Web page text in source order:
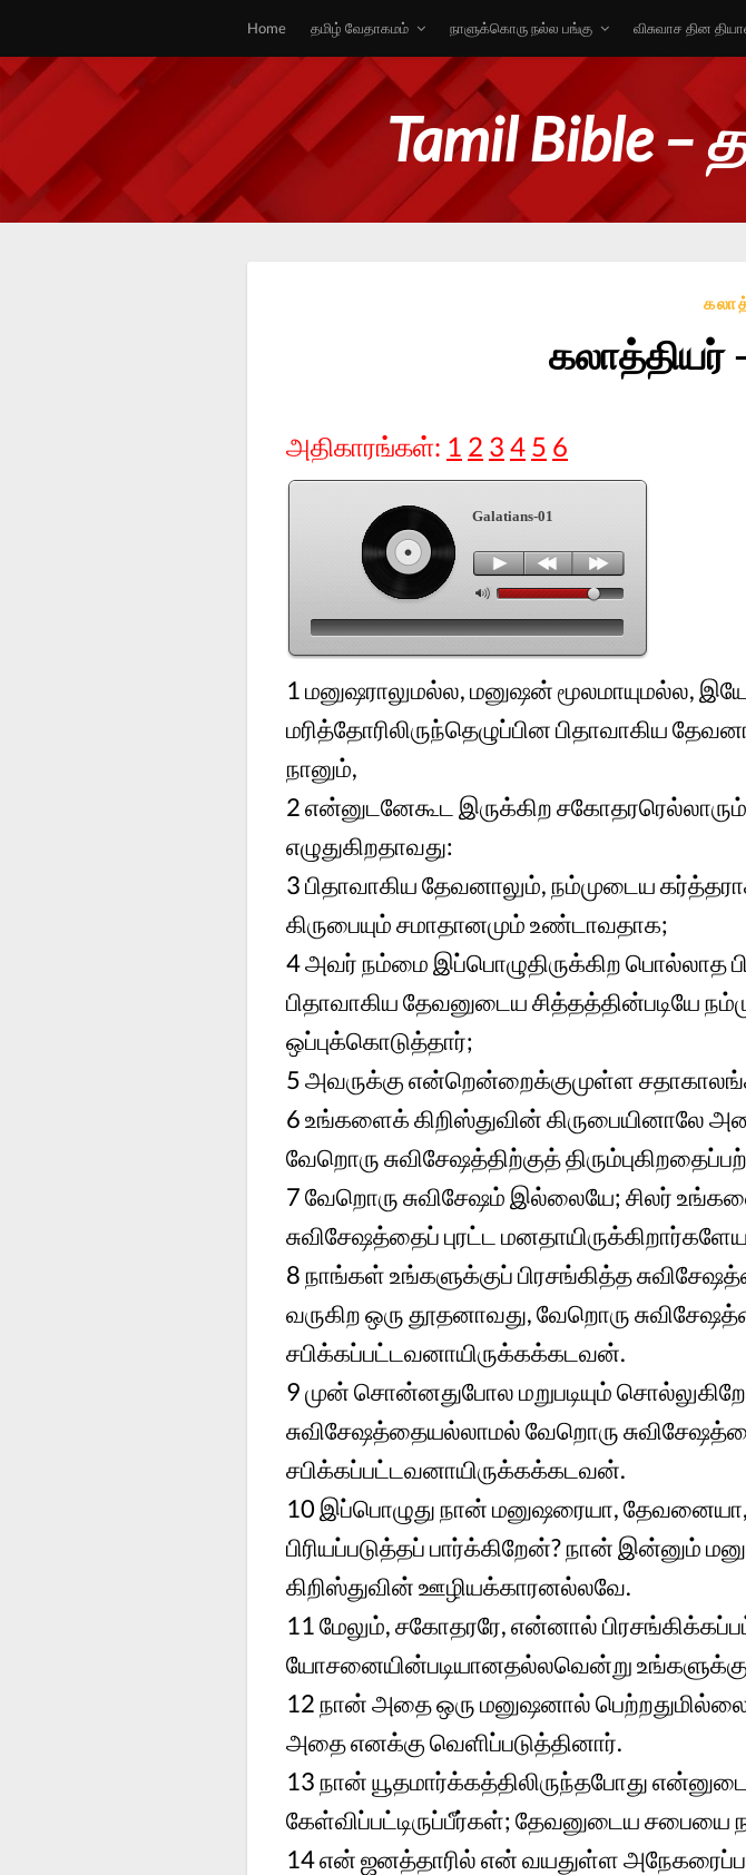
Home தமிழ் வேதாகமம் நாளுக்கொரு நல்ல பங்கு விசுவாச தின
Tamil Bible –
கலாத்தியர்
அதிகாரங்கள்: 1 2 3 4 5 6
Galatians-01
1மனுஷராலுமல்ல, மனுஷன் மூலமாயுமல்ல,
மரித்தோரிலிருந்தெழுப்பின பிதாவாகிய
நானும்,
2என்னுடனேகூட இருக்கிற
எழுதுகிறதாவது:
3பிதாவாகிய தேவனாலும், நம்முடைய
கிருபையும் சமாதானமும் உண்டாவதாக;
4அவர் நம்மை இப்பொழுதிருக்கிற பொல்லாத
பிதாவாகிய தேவனுடைய சித்தத்தின்படியே
ஒப்புக்கொடுத்தார்;
5அவருக்கு என்றென்றைக்குமுள்ள
6உங்களைக் கிறிஸ்துவின் கிருபையினாலே
வேறொரு சுவிசேஷத்திற்குத்
7வேறொரு சுவிசேஷம் இல்லையே; சிலர்
சுவிசேஷத்தைப் புரட்ட
8நாங்கள் உங்களுக்குப் பிரசங்கித்த
வருகிற ஒரு தூதனாவது, வேறொரு
சபிக்கப்பட்டவனாயிருக்கக்கடவன்.
9முன் சொன்னதுபோல மறுபடியும்
சுவிசேஷத்தையல்லாமல் வேறொரு
சபிக்கப்பட்டவனாயிருக்கக்கடவன்.
10 இப்பொழுது நான் மனுஷரையா, தேவனையா,
பிரியப்படுத்தப் பார்க்கிறேன்? நான் இன்னும்
கிறிஸ்துவின் ஊழியக்காரனல்லவே.
11மேலும், சகோதரரே, என்னால்
யோசனையின்படியானதல்லவென்று
12நான் அதை ஒரு மனுஷனால்
அதை எனக்கு வெளிப்படுத்தினார்.
13நான் யூதமார்க்கத்திலிருந்தபோது
கேள்விப்பட்டிருப்பீர்கள்; தேவனுடைய சபையை
14என் ஜனத்தாரில் என் வயதுள்ள